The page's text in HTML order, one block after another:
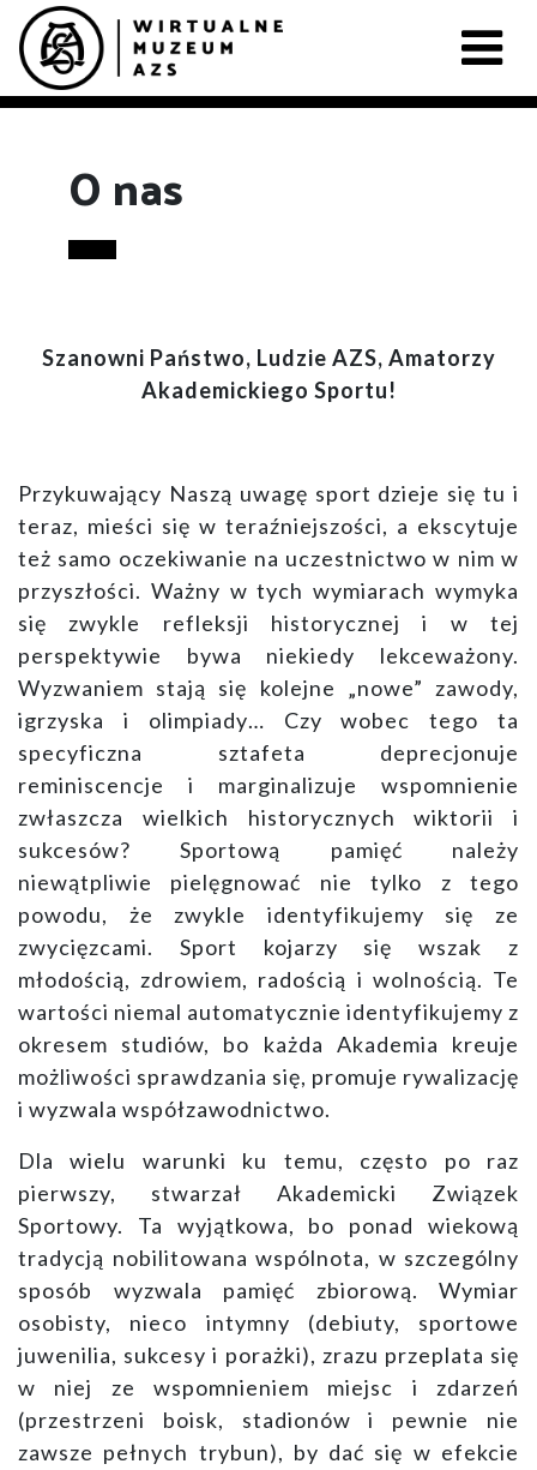
O nas
Szanowni Państwo, Ludzie AZS, Amatorzy
Akademickiego Sportu!
Przykuwający Naszą uwagę sport dzieje się tu i
teraz, mieści się w teraźniejszości, a ekscytuje
też samo oczekiwanie na uczestnictwo w nim w
przyszłości. Ważny w tych wymiarach wymyka
się zwykle refleksji historycznej i w tej
perspektywie bywa niekiedy lekceważony.
Wyzwaniem stają się kolejne „nowe” zawody,
igrzyska i olimpiady… Czy wobec tego ta
specyficzna sztafeta deprecjonuje
reminiscencje i marginalizuje wspomnienie
zwłaszcza wielkich historycznych wiktorii i
sukcesów? Sportową pamięć należy
niewątpliwie pielęgnować nie tylko z tego
powodu, że zwykle identyfikujemy się ze
zwycięzcami. Sport kojarzy się wszak z
młodością, zdrowiem, radością i wolnością. Te
wartości niemal automatycznie identyfikujemy z
okresem studiów, bo każda Akademia kreuje
możliwości sprawdzania się, promuje rywalizację
i wyzwala współzawodnictwo.
Dla wielu warunki ku temu, często po raz
pierwszy, stwarzał Akademicki Związek
Sportowy. Ta wyjątkowa, bo ponad wiekową
tradycją nobilitowana wspólnota, w szczególny
sposób wyzwala pamięć zbiorową. Wymiar
osobisty, nieco intymny (debiuty, sportowe
juwenilia, sukcesy i porażki), zrazu przeplata się
w niej ze wspomnieniem miejsc i zdarzeń
(przestrzeni boisk, stadionów i pewnie nie
zawsze pełnych trybun), by dać się w efekcie